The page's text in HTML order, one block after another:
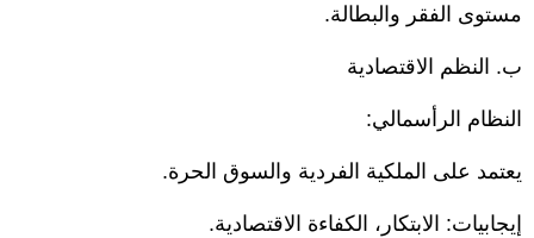
مستوى الفقر والبطالة.
ب. النظم الاقتصادية
النظام الرأسمالي:
يعتمد على الملكية الفردية والسوق الحرة.
إيجابيات: الابتكار، الكفاءة الاقتصادية.